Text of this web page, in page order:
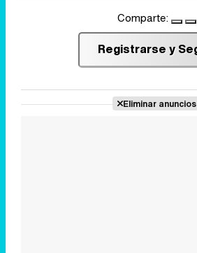
Comparte:
Registrarse y
Eliminar anuncios